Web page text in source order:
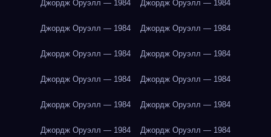
Джордж Оруэлл — 1984 Джордж Оруэлл — 1984
Джордж Оруэлл — 1984 Джордж Оруэлл — 1984
Джордж Оруэлл — 1984 Джордж Оруэлл — 1984
Джордж Оруэлл — 1984 Джордж Оруэлл — 1984
Джордж Оруэлл — 1984 Джордж Оруэлл — 1984
Джордж Оруэлл — 1984 Джордж Оруэлл — 1984